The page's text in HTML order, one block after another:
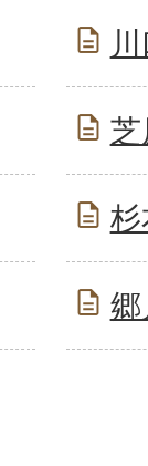
芝
杉
郷